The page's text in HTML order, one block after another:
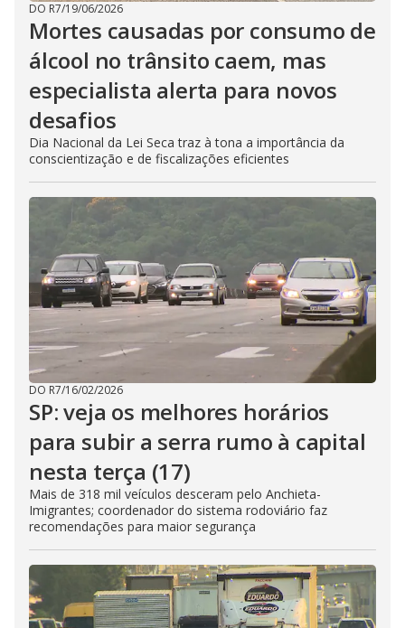
DO R7/19/06/2026
Mortes causadas por consumo de
álcool no trânsito caem, mas
especialista alerta para novos
desafios
Dia Nacional da Lei Seca traz à tona a importância da
conscientização e de fiscalizações eficientes
DO R7/16/02/2026
SP: veja os melhores horários
para subir a serra rumo à capital
nesta terça (17)
Mais de 318 mil veículos desceram pelo Anchieta-
Imigrantes; coordenador do sistema rodoviário faz
recomendações para maior segurança